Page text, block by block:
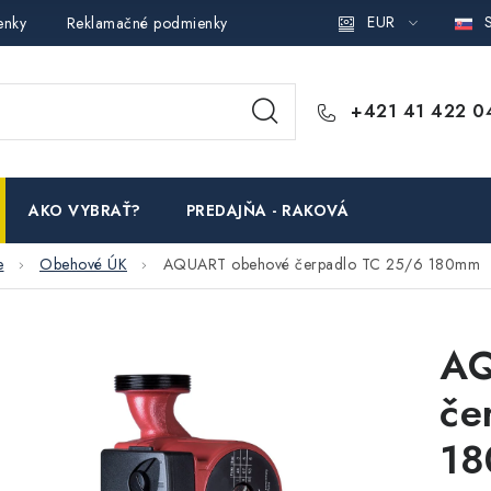
Reklamačné podmienky Podmienky ochrany osobných
EUR
+421 41 422
AKO VYBRAŤ? PREDAJŇA - RAKOVÁ
Obehové ÚK AQUART obehové čerpadlo TC 25/6 180mm